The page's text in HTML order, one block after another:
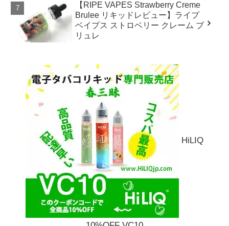
【RIPE VAPES Strawberry Creme
Brulee リキッドレビュー】ライプ
ベイプス ストロベリー クレーム ブ
リュレ
HiLIQ